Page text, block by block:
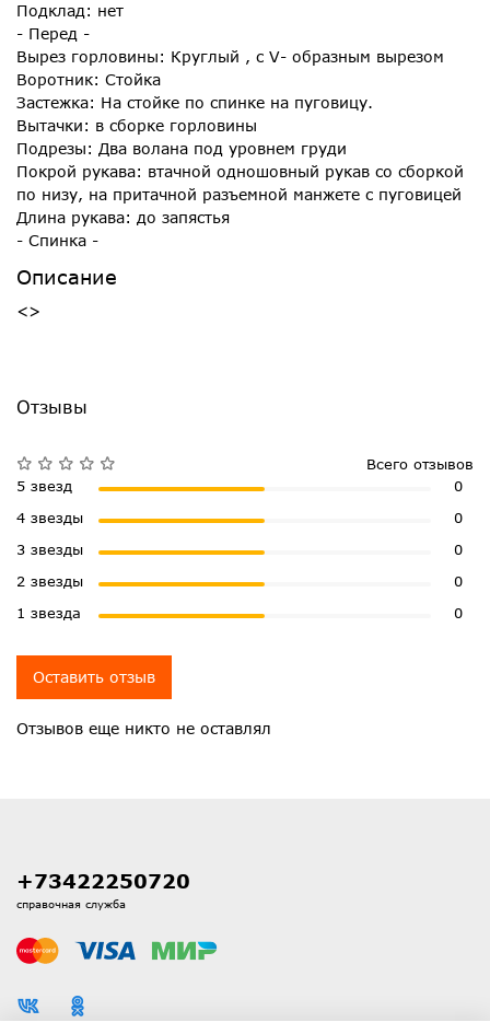
Подклад: нет
- Перед -
Вырез горловины: Круглый , с V- образным вырезом
Воротник: Стойка
Застежка: На стойке по спинке на пуговицу.
Вытачки: в сборке горловины
Подрезы: Два волана под уровнем груди
Покрой рукава: втачной одношовный рукав со сборкой
по низу, на притачной разъемной манжете с пуговицей
Длина рукава: до запястья
- Спинка -
Описание
<>
Отзывы
Отзывов еще никто не оставлял
Всего отзывов
5 звезд
0
4 звезды
0
3 звезды
0
2 звезды
0
1 звезда
0
Оставить отзыв
+73422250720
справочная служба